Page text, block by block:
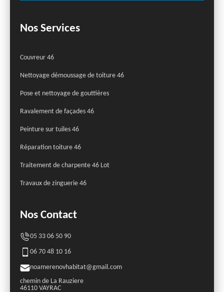
Nos Services
Couvreur 46
Nettoyage démoussage de toiture 46
Pose et nettoyage de gouttières
Ravalement de façades 46
Peinture sur tuiles 46
Réparation toiture 46
Traitement de charpente 46 Lot
Travaux de zinguerie 46
Nos Contact
05 33 06 50 90
06 70 48 10 16
noamerenovhabitat@gmail.com
chemin de La Rauziere
46110 VAYRAC